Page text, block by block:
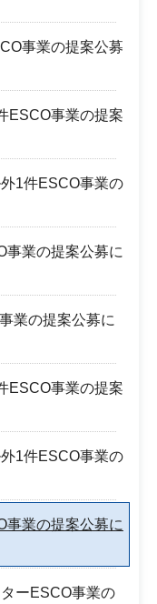
事業の提案公募
ESCO事業の提案
1件ESCO事業の
事業の提案公募に
業の提案公募に
ESCO事業の提案
1件ESCO事業の
事業の提案公募に
ーESCO事業の